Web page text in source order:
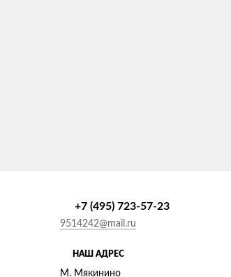
НАШ АДРЕС
М. Мякинино
+7 (495) 723-57-23
9514242@mail.ru